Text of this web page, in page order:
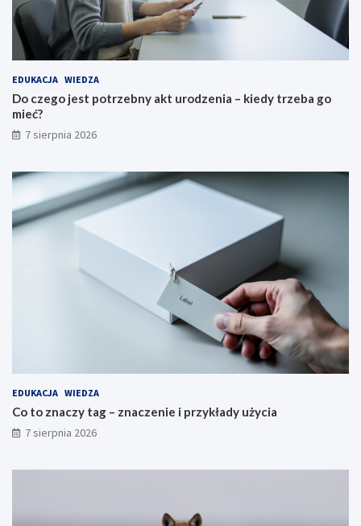
EDUKACJA WIEDZA
Do czego jest potrzebny akt urodzenia – kiedy trzeba go
mieć?
7 sierpnia 2026
EDUKACJA WIEDZA
Co to znaczy tag – znaczenie i przykłady użycia
7 sierpnia 2026